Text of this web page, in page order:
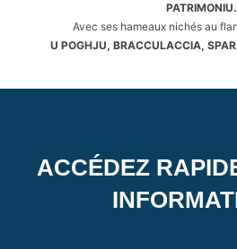
PATRIMONIU.
Avec ses hameaux nichés au
U POGHJU, BRACCULACCIA,
ACCÉDEZ